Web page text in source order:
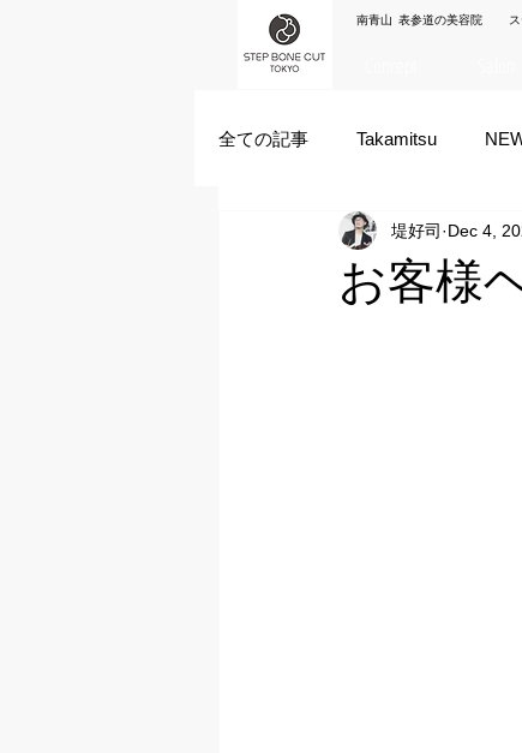
南青山 表参道の美容院 ス
全ての記事 Takamitsu
Akane Kanda HAYATO
お客様
堤好司 Dec 4,